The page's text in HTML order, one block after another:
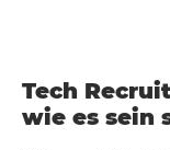
Tech
wie es sein